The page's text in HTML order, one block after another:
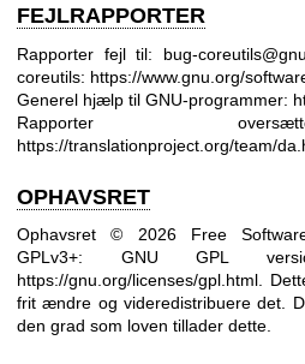
FEJLRAPPORTER
Rapporter fejl til: bug-
coreutils: https://www.gnu.org/
Generel hjælp til GNU-programmer:
Rapporter
https://translationproject.org/team/
OPHAVSRET
Ophavsret © 2026 Free
GPLv3+: GNU GPL
https://gnu.org/licenses/gpl.html.
frit ændre og videredistribuere det.
den grad som loven tillader dette.